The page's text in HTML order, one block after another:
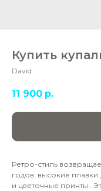
Купить
David
11 900 р.
Ретро-стиль
годов: высокие
и цветочные принты .